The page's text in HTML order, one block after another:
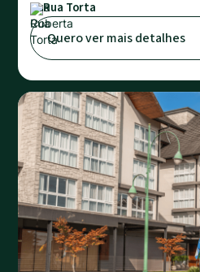
Rua Torta
Quero ver mais detalhes